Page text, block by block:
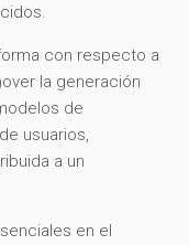
con respecto a
la generación
de
usuarios,
a un
en el